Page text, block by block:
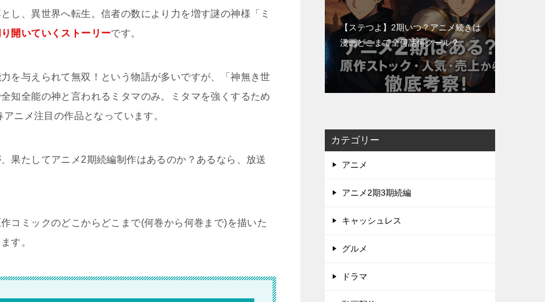
し、異世界へ転生。信者の数により力を増す謎の神様「ミ
開いていくストーリーです。
を与えられて無双！という物語が多いですが、「神無き世
知全能の神と言われるミタマのみ。ミタマを強くするため
ニメ注目の作品となっています。
果たしてアニメ2期続編制作はあるのか？あるなら、放送
コミックのどこからどこまで(何巻から何巻まで)を描いた
す。
【ステつよ】2期いつ？アニメ続きは
漫画どこまで全何話何クール？
カテゴリー
アニメ
アニメ2期3期続編
キャッシュレス
グルメ
ドラマ